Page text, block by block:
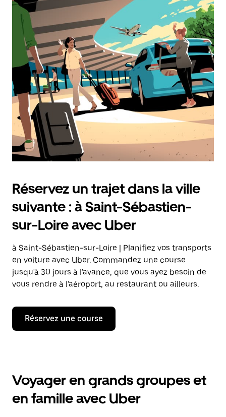
Réservez un trajet dans la ville
suivante : à Saint-Sébastien-
sur-Loire avec Uber
à Saint-Sébastien-sur-Loire | Planifiez vos transports
en voiture avec Uber. Commandez une course
jusqu'à 30 jours à l'avance, que vous ayez besoin de
vous rendre à l'aéroport, au restaurant ou ailleurs.
Réservez une course
Voyager en grands groupes et
en famille avec Uber